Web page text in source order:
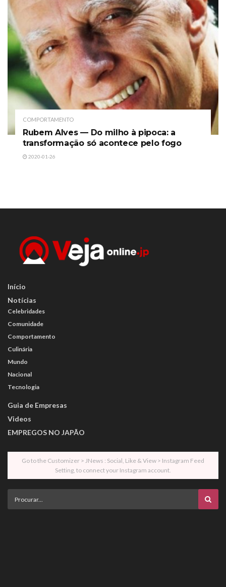
COMPORTAMENTO
Rubem Alves — Do milho à pipoca: a
transformação só acontece pelo fogo
2020-01-26
Início
Notícias
Celebridades
Comunidade
Comportamento
Culinária
Mundo
Nacional
Tecnologia
Guia de Empresas
Videos
EMPREGOS NO JAPÃO
Go to the Customizer > JNews : Social, Like & View > Instagram Feed
Setting, to connect your Instagram account.